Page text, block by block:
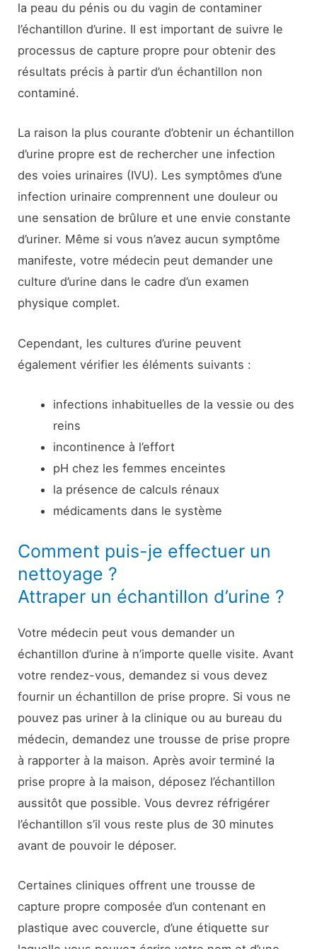
la peau du pénis ou du vagin de contaminer
l’échantillon d’urine. Il est important de suivre le
processus de capture propre pour obtenir des
résultats précis à partir d’un échantillon non
contaminé.
La raison la plus courante d’obtenir un échantillon
d’urine propre est de rechercher une infection
des voies urinaires (IVU). Les symptômes d’une
infection urinaire comprennent une douleur ou
une sensation de brûlure et une envie constante
d’uriner. Même si vous n’avez aucun symptôme
manifeste, votre médecin peut demander une
culture d’urine dans le cadre d’un examen
physique complet.
Cependant, les cultures d’urine peuvent
également vérifier les éléments suivants :
infections inhabituelles de la vessie ou des
reins
incontinence à l’effort
pH chez les femmes enceintes
la présence de calculs rénaux
médicaments dans le système
Comment puis-je effectuer un
nettoyage ?
Attraper un échantillon d’urine ?
Votre médecin peut vous demander un
échantillon d’urine à n’importe quelle visite. Avant
votre rendez-vous, demandez si vous devez
fournir un échantillon de prise propre. Si vous ne
pouvez pas uriner à la clinique ou au bureau du
médecin, demandez une trousse de prise propre
à rapporter à la maison. Après avoir terminé la
prise propre à la maison, déposez l’échantillon
aussitôt que possible. Vous devrez réfrigérer
l’échantillon s’il vous reste plus de 30 minutes
avant de pouvoir le déposer.
Certaines cliniques offrent une trousse de
capture propre composée d’un contenant en
plastique avec couvercle, d’une étiquette sur